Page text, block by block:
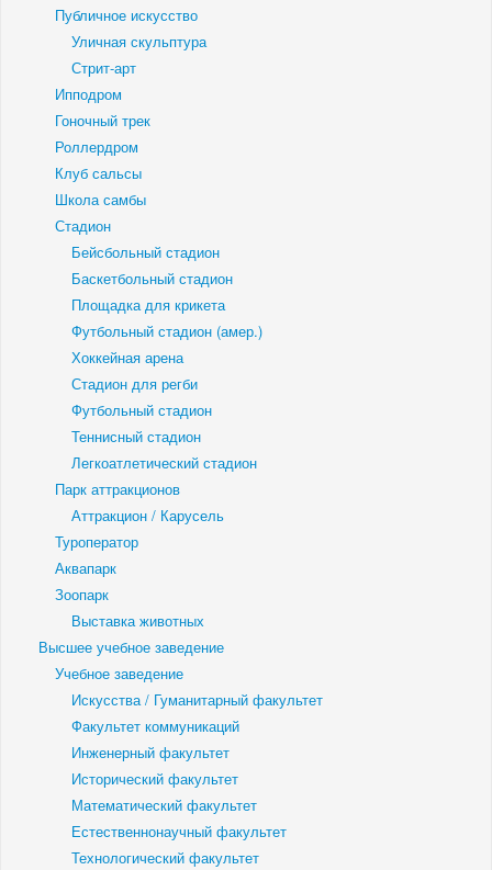
Публичное искусство
Уличная скульптура
Стрит-арт
Ипподром
Гоночный трек
Роллердром
Клуб сальсы
Школа самбы
Стадион
Бейсбольный стадион
Баскетбольный стадион
Площадка для крикета
Футбольный стадион (амер.)
Хоккейная арена
Стадион для регби
Футбольный стадион
Теннисный стадион
Легкоатлетический стадион
Парк аттракционов
Аттракцион / Карусель
Туроператор
Аквапарк
Зоопарк
Выставка животных
Высшее учебное заведение
Учебное заведение
Искусства / Гуманитарный факультет
Факультет коммуникаций
Инженерный факультет
Исторический факультет
Математический факультет
Естественнонаучный факультет
Технологический факультет